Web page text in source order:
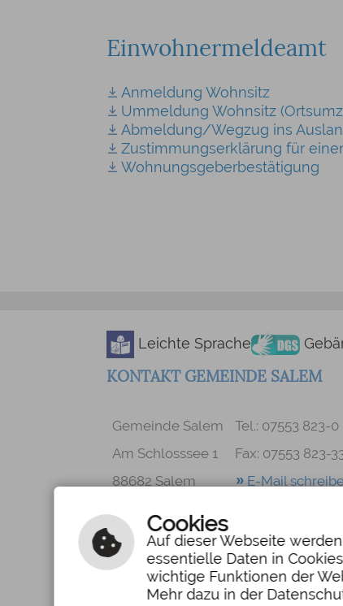
Einwohnermeldeamt
Anmeldung Wohnsitz
Ummeldung Wohnsitz
Abmeldung/Wegzug ins
Zustimmungserklärung für
Wohnungsgeberbestätigung
Leichte Sprache
KONTAKT GEMEINDE SALEM
Gemeinde Salem
Tel.: 07553 823-0
Am Schlosssee 1
Fax: 07553 823-
88682 Salem
E-Mail
Facebook
|Impressum|
Barrierefreiheit
Cookies
Auf dieser Webseite
essentielle Daten in
wichtige Funktionen der
Mehr dazu in der